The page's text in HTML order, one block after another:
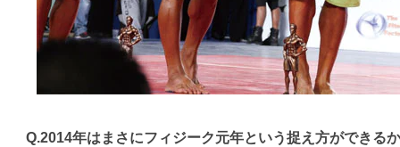
Q.2014年はまさにフィジーク元年という捉え方ができる